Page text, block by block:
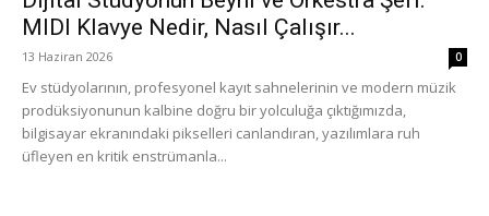
MIDI Klavye Nedir, Nasıl Çalışır...
13 Haziran 2026 0
Ev stüdyolarının, profesyonel kayıt sahnelerinin ve modern müzik
prodüksiyonunun kalbine doğru bir yolculuğa çıktığımızda,
bilgisayar ekranındaki pikselleri canlandıran, yazılımlara ruh
üfleyen en kritik enstrümanla...